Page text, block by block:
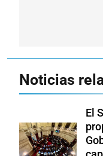
Noticias
El